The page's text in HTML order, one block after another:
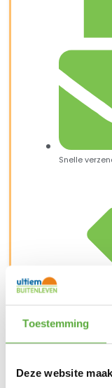
Toestemming
Deze website
Snelle